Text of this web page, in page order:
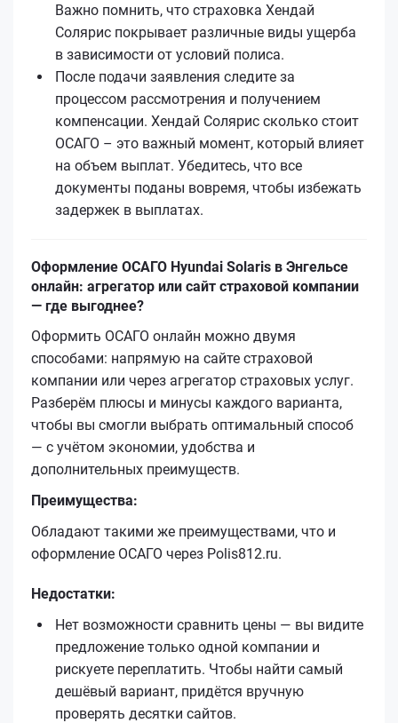
Важно помнить, что страховка Хендай
Солярис покрывает различные виды ущерба
в зависимости от условий полиса.
После подачи заявления следите за
процессом рассмотрения и получением
компенсации. Хендай Солярис сколько стоит
ОСАГО – это важный момент, который влияет
на объем выплат. Убедитесь, что все
документы поданы вовремя, чтобы избежать
задержек в выплатах.
Оформление ОСАГО Hyundai Solaris в Энгельсе
онлайн: агрегатор или сайт страховой компании
— где выгоднее?
Оформить ОСАГО онлайн можно двумя
способами: напрямую на сайте страховой
компании или через агрегатор страховых услуг.
Разберём плюсы и минусы каждого варианта,
чтобы вы смогли выбрать оптимальный способ
— с учётом экономии, удобства и
дополнительных преимуществ.
Преимущества:
Обладают такими же преимуществами, что и
оформление ОСАГО через Polis812.ru.
Недостатки:
Нет возможности сравнить цены — вы видите
предложение только одной компании и
рискуете переплатить. Чтобы найти самый
дешёвый вариант, придётся вручную
проверять десятки сайтов.